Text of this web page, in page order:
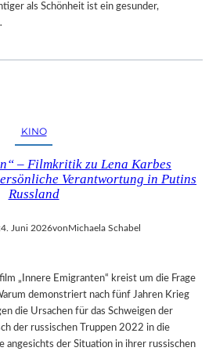
als Schönheit ist ein gesunder,
KINO
– Filmkritik zu Lena Karbes
Verantwortung in Putins
Russland
4. Juni 2026vonMichaela Schabel
„Innere Emigranten“ kreist um die Frage
demonstriert nach fünf Jahren Krieg
die Ursachen für das Schweigen der
der russischen Truppen 2022 in die
angesichts der Situation in ihrer russischen